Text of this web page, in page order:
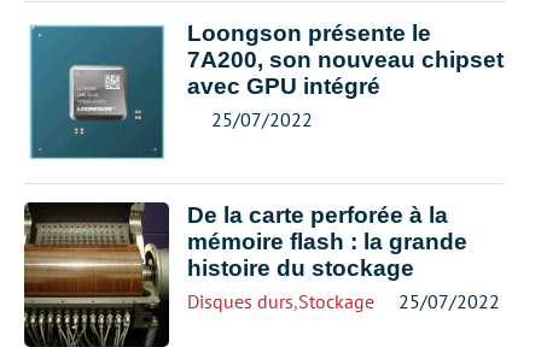
Loongson présente le
7A200, son nouveau chipset
avec GPU intégré
25/07/2022
De la carte perforée à la
mémoire flash : la grande
histoire du stockage
Disques durs,Stockage 25/07/2022